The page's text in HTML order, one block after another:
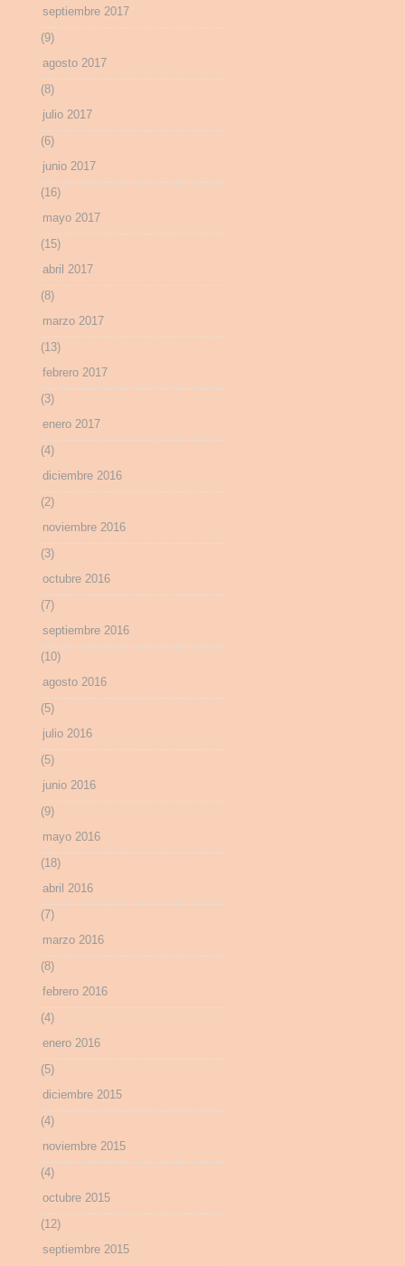
septiembre 2017
(9)
agosto 2017
(8)
julio 2017
(6)
junio 2017
(16)
mayo 2017
(15)
abril 2017
(8)
marzo 2017
(13)
febrero 2017
(3)
enero 2017
(4)
diciembre 2016
(2)
noviembre 2016
(3)
octubre 2016
(7)
septiembre 2016
(10)
agosto 2016
(5)
julio 2016
(5)
junio 2016
(9)
mayo 2016
(18)
abril 2016
(7)
marzo 2016
(8)
febrero 2016
(4)
enero 2016
(5)
diciembre 2015
(4)
noviembre 2015
(4)
octubre 2015
(12)
septiembre 2015